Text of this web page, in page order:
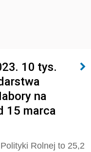
10 tys.
na
15 marca
Rolnej to 25,2